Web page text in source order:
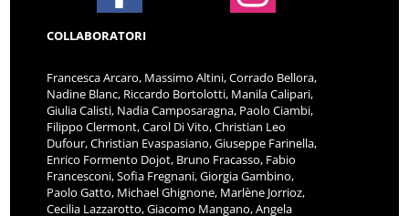
COLLABORATORI
Francesca Arcaro, Massimo Altini, Corrado Bellora,
Nadine Blanc, Riccardo Bortolotti, Manila Calipari,
Giulia Calisti, Nadia Camposaragna, Paolo Ciambi,
Filippo Clermont, Carol Di Vito, Christian Leo
Dufour, Christian Evaspasiano, Giuseppe Farinella,
Enrico Formento Dojot, Bruno Fracasso, Fabio
Francesconi, Sofia Fregnani, Giorgia Gambino,
Paolo Gatto, Michael Ghignone, Marlène Jorrioz,
Cecilia Lazzarotto, Giacomo Mangano, Angela